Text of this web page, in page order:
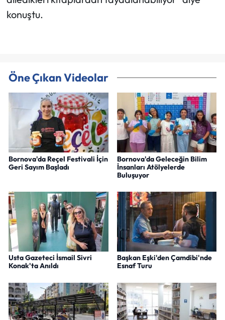
konuştu.
Öne Çıkan Videolar
Bornova'da Reçel Festivali İçin
Geri Sayım Başladı
Bornova'da Geleceğin Bilim
İnsanları Atölyelerde
Buluşuyor
Usta Gazeteci İsmail Sivri
Konak'ta Anıldı
Başkan Eşki'den Çamdibi'nde
Esnaf Turu